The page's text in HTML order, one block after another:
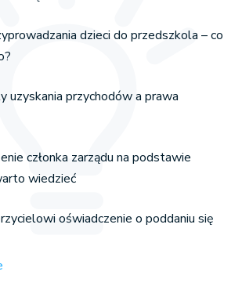
dzieci do przedszkola – co
uzyskania przychodów a prawa
członka zarządu na podstawie
wiedzieć
oświadczenie o poddaniu się